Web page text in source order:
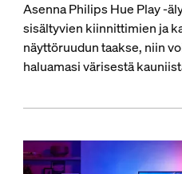
Asenna Philips Hue Play
sisältyvien kiinnittimien ja
näyttöruudun taakse, niin
haluamasi värisestä